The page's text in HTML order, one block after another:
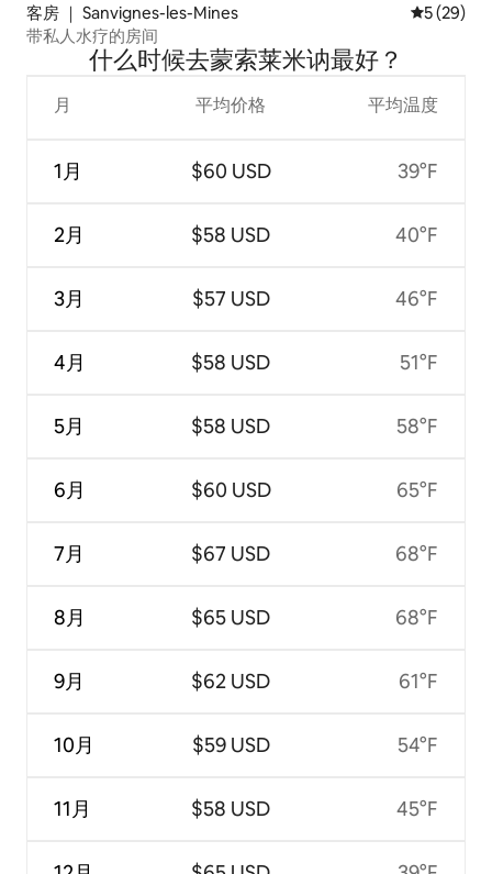
客房 ｜ Sanvignes-les-Mines 平均评分
5 (29)
带私人水疗的房间
什么时候去蒙索莱米讷最好？
月
1月
2月
3月
4月
5月
6月
7月
8月
9月
10月
11月
平均价格
$60 USD
$58 USD
$57 USD
$58 USD
$58 USD
$60 USD
$67 USD
$65 USD
$62 USD
$59 USD
$58 USD
平均温度
39°F
40°F
46°F
51°F
58°F
65°F
68°F
68°F
61°F
54°F
45°F